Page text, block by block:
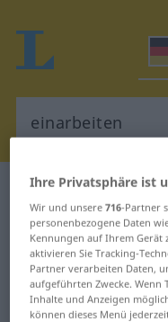
Deutsch-
Deutsch-
für
"einarbeiten"
Ihre Privatsphäre ist
Wir und unsere716-Partner
personenbezogene Daten
Kennungen auf Ihrem Gerät
aktivieren Sie Tracking-
Partner verarbeiten Daten,
aufgeführten Zwecke. Wenn
Inhalte und Anzeigen
können dieses Menü